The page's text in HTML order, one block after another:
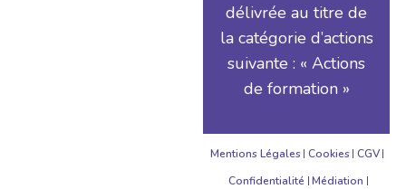
délivrée au titre de
la catégorie d’actions
suivante : « Actions
de formation »
Mentions Légales Cookies CGV
Confidentialité Médiation